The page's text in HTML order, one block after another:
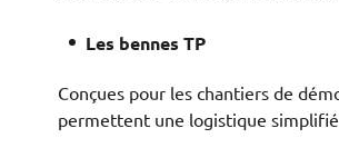
Les bennes TP
Conçues pour les chantiers de
permettent une logistique